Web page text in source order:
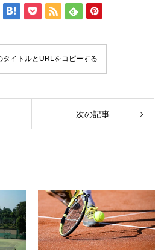
タイトルとURLをコピーする
次の記事